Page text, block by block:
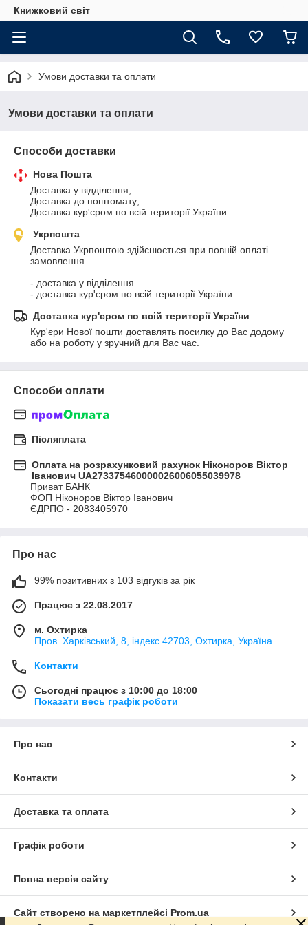
Книжковий світ
Умови доставки та оплати
Умови доставки та оплати
Способи доставки
Нова Пошта
Доставка у відділення;
Доставка до поштомату;
Доставка кур'єром по всій території України
Укрпошта
Доставка Укрпоштою здійснюється при повній оплаті
замовлення.
- доставка у відділення
- доставка кур'єром по всій території України
Доставка кур'єром по всій території України
Кур'єри Нової пошти доставлять посилку до Вас додому
або на роботу у зручний для Вас час.
Способи оплати
Післяплата
Оплата на розрахунковий рахунок Ніконоров Віктор
Іванович UA273375460000026006055039978
Приват БАНК
ФОП Ніконоров Віктор Іванович
ЄДРПО - 2083405970
Про нас
99% позитивних з 103 відгуків за рік
Працює з 22.08.2017
м. Охтирка
Пров. Харківський, 8, індекс 42703, Охтирка, Україна
Контакти
Сьогодні працює з 10:00 до 18:00
Показати весь графік роботи
Про нас
Контакти
Доставка та оплата
Графік роботи
Повна версія сайту
Сайт створено на маркетплейсі Prom.ua